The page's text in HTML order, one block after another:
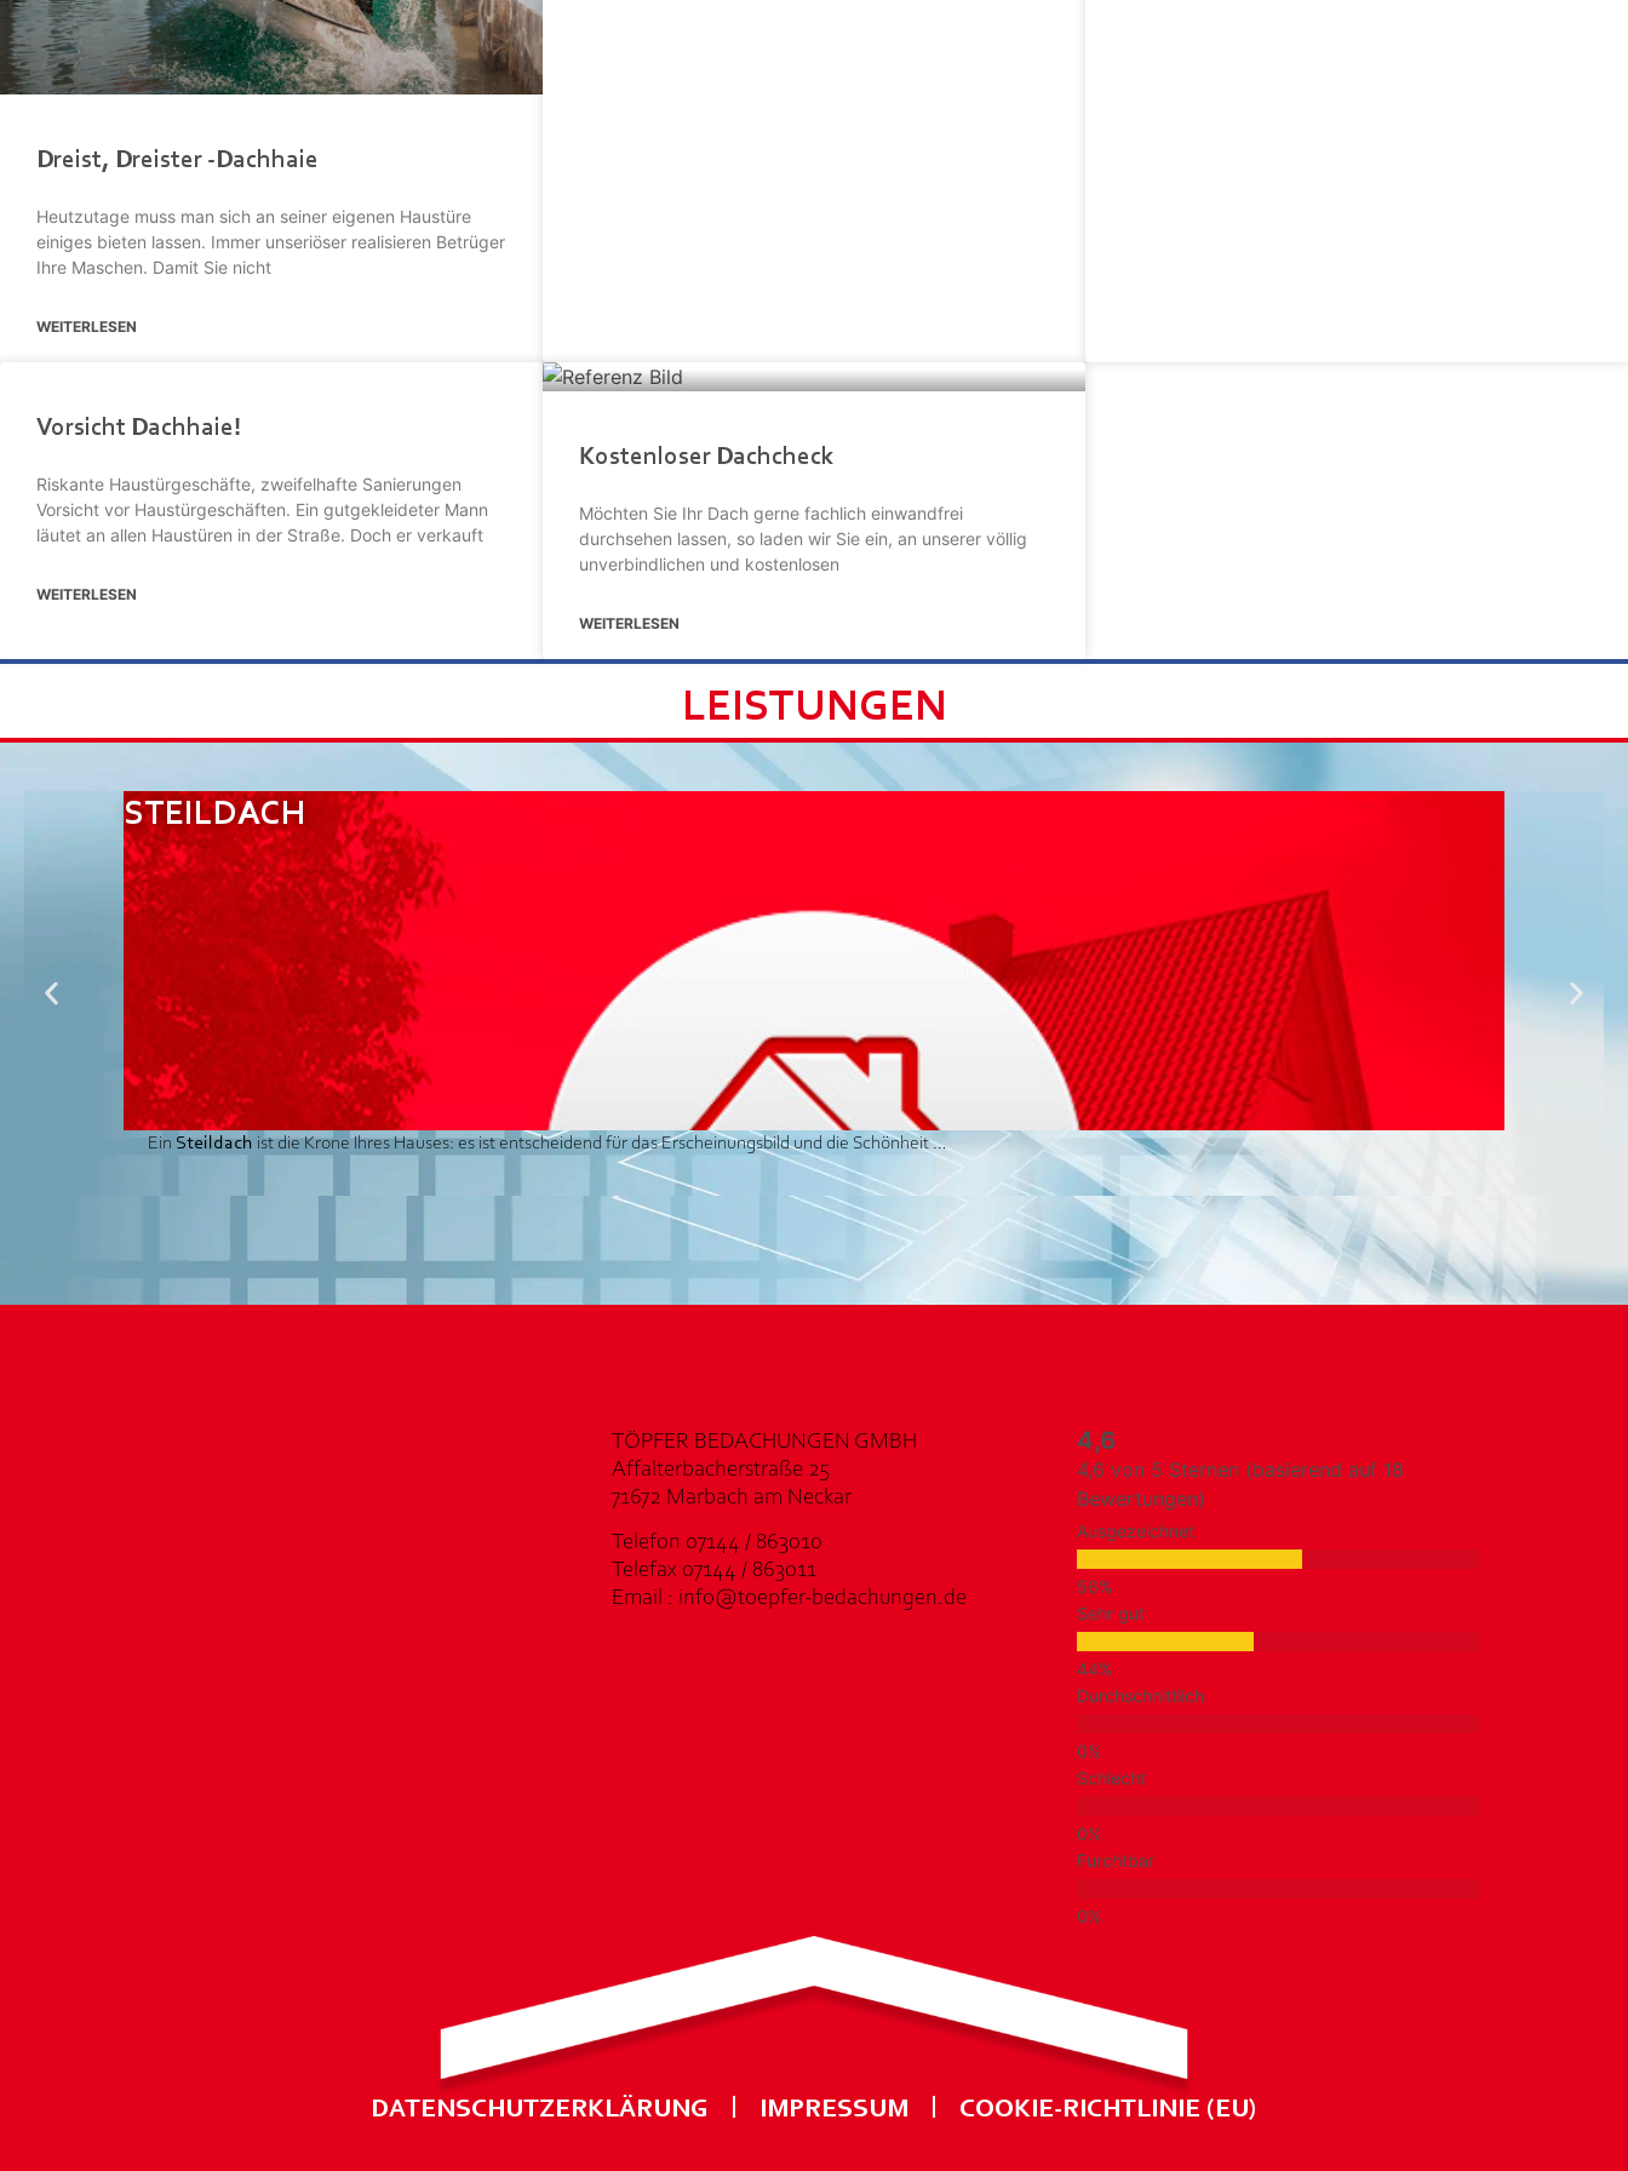
Dreist, Dreister -Dachhaie
Heutzutage muss man sich an seiner eigenen Haustüre
einiges bieten lassen. Immer unseriöser realisieren Betrüger
Ihre Maschen. Damit Sie nicht
WEITERLESEN
Vorsicht Dachhaie!
Riskante Haustürgeschäfte, zweifelhafte Sanierungen
Vorsicht vor Haustürgeschäften. Ein gutgekleideter Mann
läutet an allen Haustüren in der Straße. Doch er verkauft
WEITERLESEN
Kostenloser Dachcheck
Möchten Sie Ihr Dach gerne fachlich einwandfrei
durchsehen lassen, so laden wir Sie ein, an unserer völlig
unverbindlichen und kostenlosen
WEITERLESEN
LEISTUNGEN
STEILDACH
Ein Steildach ist die Krone Ihres Hauses: es ist entscheidend für das Erscheinungsbild und die Schönheit …
TÖPFER BEDACHUNGEN GMBH
Affalterbacherstraße 25
71672 Marbach am Neckar
Telefon 07144 / 863010
Telefax 07144 / 863011
Email : info@toepfer-bedachungen.de
4,6
4,6 von 5 Sternen (basierend auf 18
Bewertungen)
Ausgezeichnet
Sehr gut
Durchschnittlich
Schlecht
Furchtbar
DATENSCHUTZERKLÄRUNG IMPRESSUM COOKIE-RICHTLINIE (EU)